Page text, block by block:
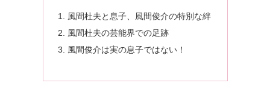
風間杜夫と息子、風間俊介の特別な絆
風間杜夫の芸能界での足跡
風間俊介は実の息子ではない！